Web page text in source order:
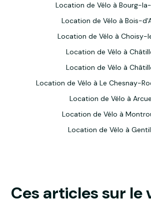
Location de Vélo à Bourg-la-
Location de Vélo à Bois-
Location de Vélo à Choisy-
Location de Vélo à
Location de Vélo à
Location de Vélo à Le Chesnay-
Location de Vélo à
Location de Vélo à
Location de Vélo à
Ces articles sur le